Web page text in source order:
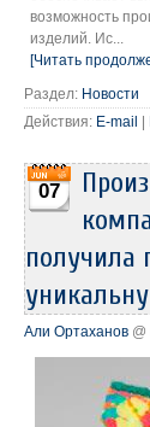
возможность
изделий. Ис...
[Читать
Раздел: Новости
Действия: E-mail |
07
получила
Али Ортаханов